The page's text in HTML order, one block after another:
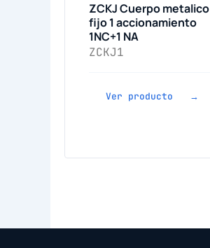
ZCKJ Cuerpo metalico
fijo 1 accionamiento
1NC+1 NA
ZCKJ1
Ver producto →